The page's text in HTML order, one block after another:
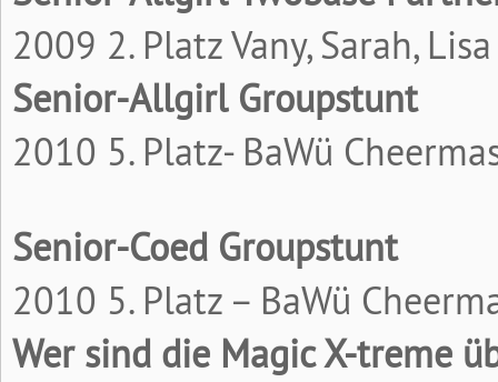
2009 2. Platz Vany, Sarah,
Senior-Allgirl Groupstunt
2010 5. Platz- BaWü
Senior-Coed Groupstunt
2010 5. Platz – BaWü
Wer sind die Magic X-treme